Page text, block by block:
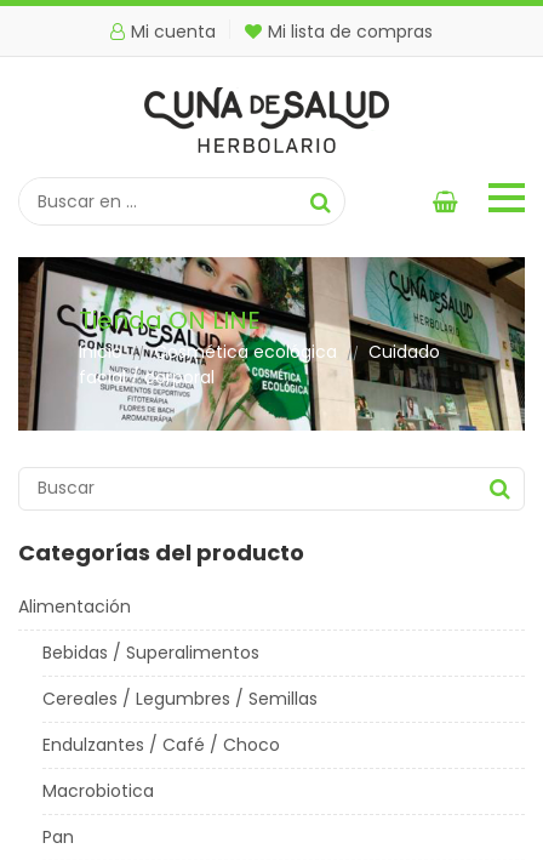
Mi cuenta Mi lista de compras
Tienda ON LINE
Inicio // Cosmética ecológica // Cuidado
facial / corporal
Categorías del producto
Alimentación
Bebidas / Superalimentos
Cereales / Legumbres / Semillas
Endulzantes / Café / Choco
Macrobiotica
Pan